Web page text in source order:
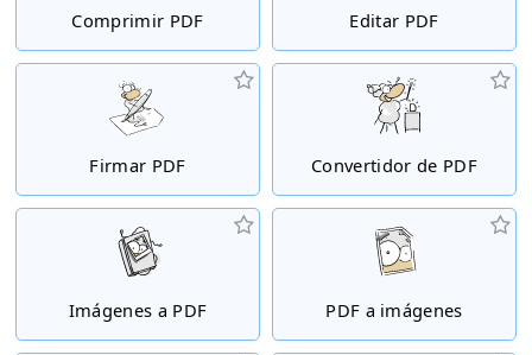
Comprimir PDF Editar PDF
Firmar PDF Convertidor de PDF
Imágenes a PDF PDF a imágenes